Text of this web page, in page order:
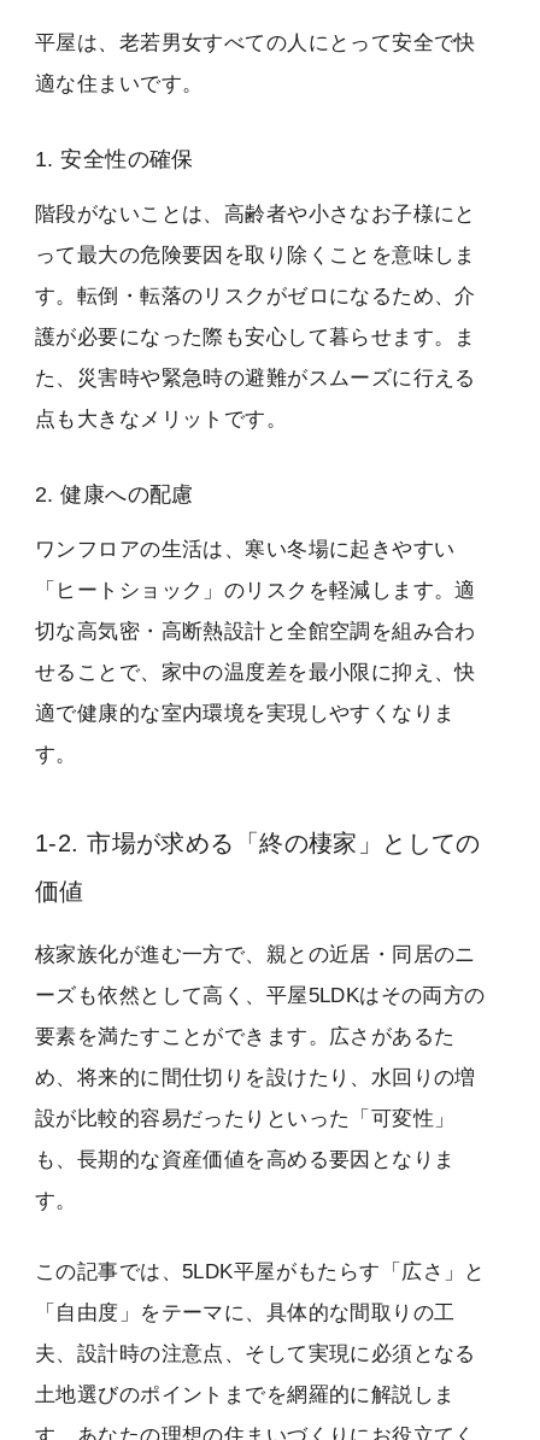
平屋は、老若男女すべての人にとって安全で快
適な住まいです。
1. 安全性の確保
階段がないことは、高齢者や小さなお子様にと
って最大の危険要因を取り除くことを意味しま
す。転倒・転落のリスクがゼロになるため、介
護が必要になった際も安心して暮らせます。ま
た、災害時や緊急時の避難がスムーズに行える
点も大きなメリットです。
2. 健康への配慮
ワンフロアの生活は、寒い冬場に起きやすい
「ヒートショック」のリスクを軽減します。適
切な高気密・高断熱設計と全館空調を組み合わ
せることで、家中の温度差を最小限に抑え、快
適で健康的な室内環境を実現しやすくなりま
す。
1-2. 市場が求める「終の棲家」としての
価値
核家族化が進む一方で、親との近居・同居のニ
ーズも依然として高く、平屋5LDKはその両方の
要素を満たすことができます。広さがあるた
め、将来的に間仕切りを設けたり、水回りの増
設が比較的容易だったりといった「可変性」
も、長期的な資産価値を高める要因となりま
す。
この記事では、5LDK平屋がもたらす「広さ」と
「自由度」をテーマに、具体的な間取りの工
夫、設計時の注意点、そして実現に必須となる
土地選びのポイントまでを網羅的に解説しま